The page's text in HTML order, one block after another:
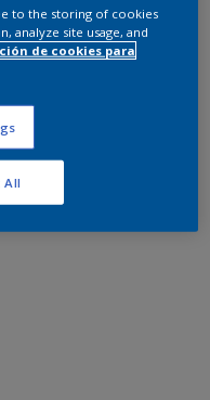
to the storing of cookies
analyze site usage, and
de cookies para
All